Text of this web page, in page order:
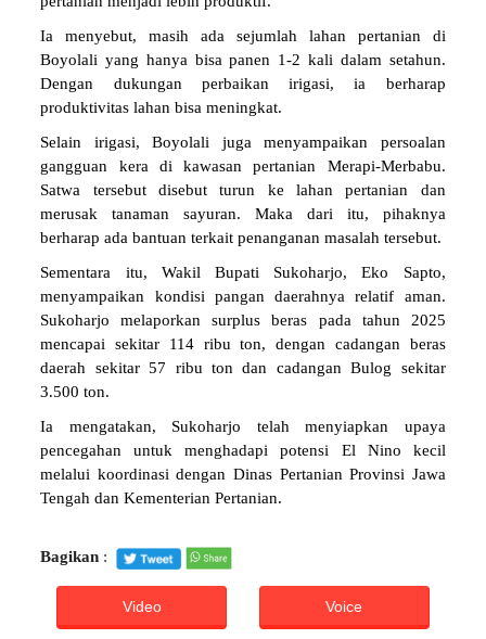
Ia menyebut, masih ada sejumlah lahan pertanian di
Boyolali yang hanya bisa panen 1-2 kali dalam setahun.
Dengan dukungan perbaikan irigasi, ia berharap
produktivitas lahan bisa meningkat.
Selain irigasi, Boyolali juga menyampaikan persoalan
gangguan kera di kawasan pertanian Merapi-Merbabu.
Satwa tersebut disebut turun ke lahan pertanian dan
merusak tanaman sayuran. Maka dari itu, pihaknya
berharap ada bantuan terkait penanganan masalah tersebut.
Sementara itu, Wakil Bupati Sukoharjo, Eko Sapto,
menyampaikan kondisi pangan daerahnya relatif aman.
Sukoharjo melaporkan surplus beras pada tahun 2025
mencapai sekitar 114 ribu ton, dengan cadangan beras
daerah sekitar 57 ribu ton dan cadangan Bulog sekitar
3.500 ton.
Ia mengatakan, Sukoharjo telah menyiapkan upaya
pencegahan untuk menghadapi potensi El Nino kecil
melalui koordinasi dengan Dinas Pertanian Provinsi Jawa
Tengah dan Kementerian Pertanian.
Bagikan :
Video Voice